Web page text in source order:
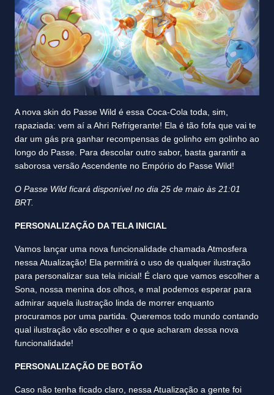
A nova skin do Passe Wild é essa Coca-Cola toda, sim,
rapaziada: vem aí a Ahri Refrigerante! Ela é tão fofa que vai te
dar um gás pra ganhar recompensas de golinho em golinho ao
longo do Passe. Para descolar outro sabor, basta garantir a
saborosa versão Ascendente no Empório do Passe Wild!
O Passe Wild ficará disponível no dia 25 de maio às 21:01
BRT.
PERSONALIZAÇÃO DA TELA INICIAL
Vamos lançar uma nova funcionalidade chamada Atmosfera
nessa Atualização! Ela permitirá o uso de qualquer ilustração
para personalizar sua tela inicial! É claro que vamos escolher a
Sona, nossa menina dos olhos, e mal podemos esperar para
admirar aquela ilustração linda de morrer enquanto
procuramos por uma partida. Queremos todo mundo contando
qual ilustração vão escolher e o que acharam dessa nova
funcionalidade!
PERSONALIZAÇÃO DE BOTÃO
Caso não tenha ficado claro, nessa Atualização a gente foi